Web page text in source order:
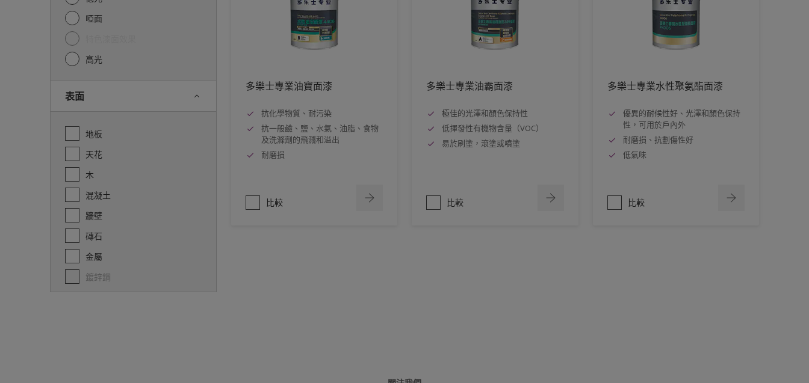
啞面
高光
表面
地板
天花
木
混凝土
牆壁
磚石
金屬
鍍鋅鋼
多樂士專業油寶面漆
抗化學物質、耐污染
抗一般鹼、鹽、水氣、油脂、食物
及洗滌劑的飛濺和溢出
耐磨損
比較
多樂士專業油霸面漆
極佳的光澤和顏色保持性
低揮發性有機物含量（VOC）
易於刷塗，滾塗或噴塗
比較
多樂士專業水性聚氨酯面漆
優異的耐候性好、光澤和顏色保持
性，可用於戶內外
耐磨損、抗劃傷性好
低氣味
比較